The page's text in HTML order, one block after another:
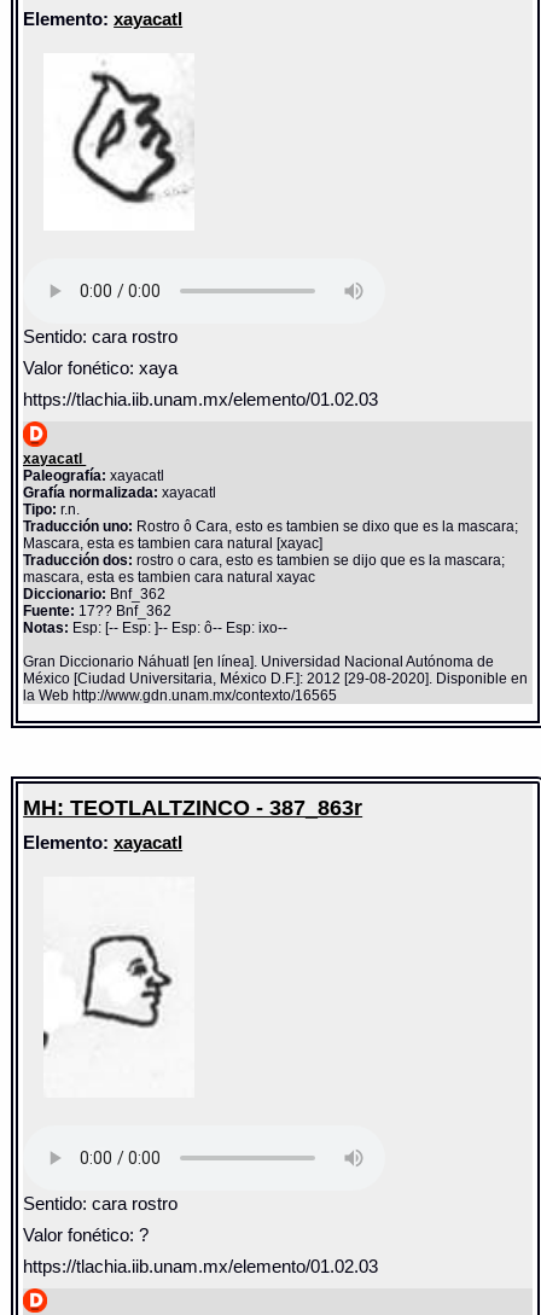
Elemento:xayacatl
Sentido: cara rostro
Valor fonético: xaya
https://tlachia.iib.unam.mx/elemento/01.02.03
xayacatl
Paleografía: xayacatl
Grafía normalizada: xayacatl
Tipo: r.n.
Traducción uno: Rostro ô Cara, esto es tambien se dixo que es la mascara;
Mascara, esta es tambien cara natural [xayac]
Traducción dos: rostro o cara, esto es tambien se dijo que es la mascara;
mascara, esta es tambien cara natural xayac
Diccionario: Bnf_362
Fuente: 17?? Bnf_362
Notas: Esp: [-- Esp: ]-- Esp: ô-- Esp: ixo--
Gran Diccionario Náhuatl [en línea]. Universidad Nacional Autónoma de
México [Ciudad Universitaria, México D.F.]: 2012 [29-08-2020]. Disponible en
la Web http://www.gdn.unam.mx/contexto/16565
MH: TEOTLALTZINCO - 387_863r
Elemento:xayacatl
Sentido: cara rostro
Valor fonético: ?
https://tlachia.iib.unam.mx/elemento/01.02.03